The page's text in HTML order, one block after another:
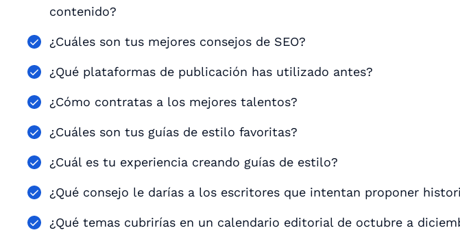
contenido?
¿Cuáles son tus mejores consejos de SEO?
¿Qué plataformas de publicación has utilizado antes?
¿Cómo contratas a los mejores talentos?
¿Cuáles son tus guías de estilo favoritas?
¿Cuál es tu experiencia creando guías de estilo?
¿Qué consejo le darías a los escritores que intentan proponer
¿Qué temas cubrirías en un calendario editorial de octubre a